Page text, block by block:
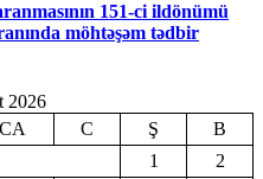
151-ci ildönümü
möhtəşəm tədbir
2026
CA C Ş
B
1
2